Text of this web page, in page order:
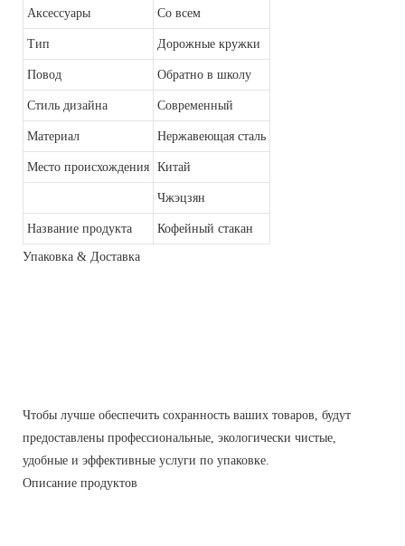
Аксессуары Со всем
Тип Дорожные кружки
Повод Обратно в школу
Стиль дизайна Современный
Материал Нержавеющая сталь
Место происхождения Китай
Чжэцзян
Название продукта Кофейный стакан
Упаковка & Доставка
Чтобы лучше обеспечить сохранность ваших товаров, будут
предоставлены профессиональные, экологически чистые,
удобные и эффективные услуги по упаковке.
Описание продуктов